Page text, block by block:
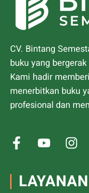
CV. Bintang
buku yang
Kami hadir
menerbitkan buku
profesional dan